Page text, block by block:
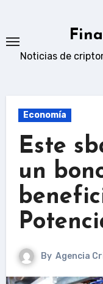
content
Noticias de
Economía
Este
un
By Agencia